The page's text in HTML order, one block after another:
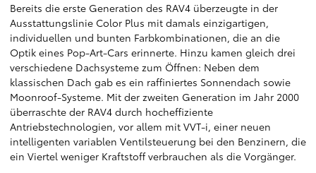
Bereits die erste Generation des RAV4 überzeugte in der
Ausstattungslinie Color Plus mit damals einzigartigen,
individuellen und bunten Farbkombinationen, die an die
Optik eines Pop-Art-Cars erinnerte. Hinzu kamen gleich drei
verschiedene Dachsysteme zum Öffnen: Neben dem
klassischen Dach gab es ein raffiniertes Sonnendach sowie
Moonroof-Systeme. Mit der zweiten Generation im Jahr 2000
überraschte der RAV4 durch hocheffiziente
Antriebstechnologien, vor allem mit VVT-i, einer neuen
intelligenten variablen Ventilsteuerung bei den Benzinern, die
ein Viertel weniger Kraftstoff verbrauchen als die Vorgänger.